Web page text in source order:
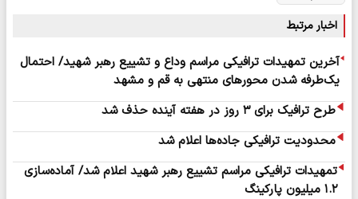
اخبار مرتبط
آخرین تمهیدات ترافیکی مراسم وداع و تشییع رهبر شهید/ احتمال
یک‌طرفه شدن محورهای منتهی به قم و مشهد
طرح ترافیک برای ۳ روز در هفته آینده حذف شد
محدودیت‌ ترافیکی جاده‌ها اعلام شد
تمهیدات ترافیکی مراسم تشییع رهبر شهید اعلام شد/ آماده‌سازی
۱.۲ میلیون پارکینگ